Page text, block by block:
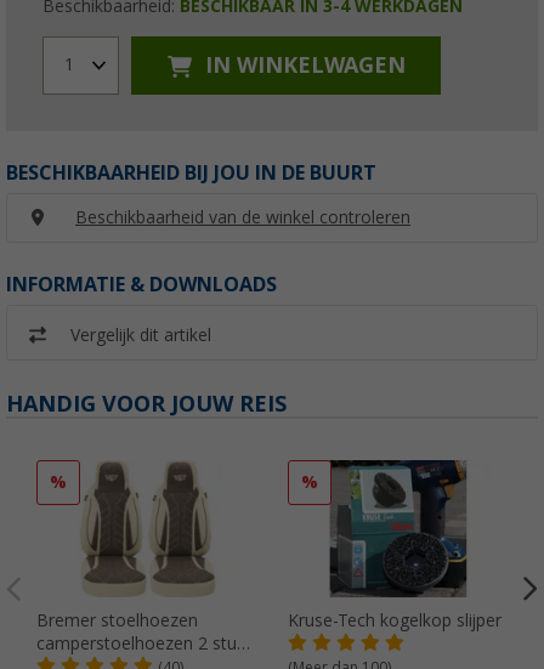
Beschikbaarheid: BESCHIKBAAR IN 3-4 WERKDAGEN
1 IN WINKELWAGEN
BESCHIKBAARHEID BIJ JOU IN DE BUURT
Beschikbaarheid van de winkel controleren
INFORMATIE & DOWNLOADS
Vergelijk dit artikel
HANDIG VOOR JOUW REIS
%
Bremer stoelhoezen
camperstoelhoezen 2 stuks
%
Kruse-Tech kogelkop slijper